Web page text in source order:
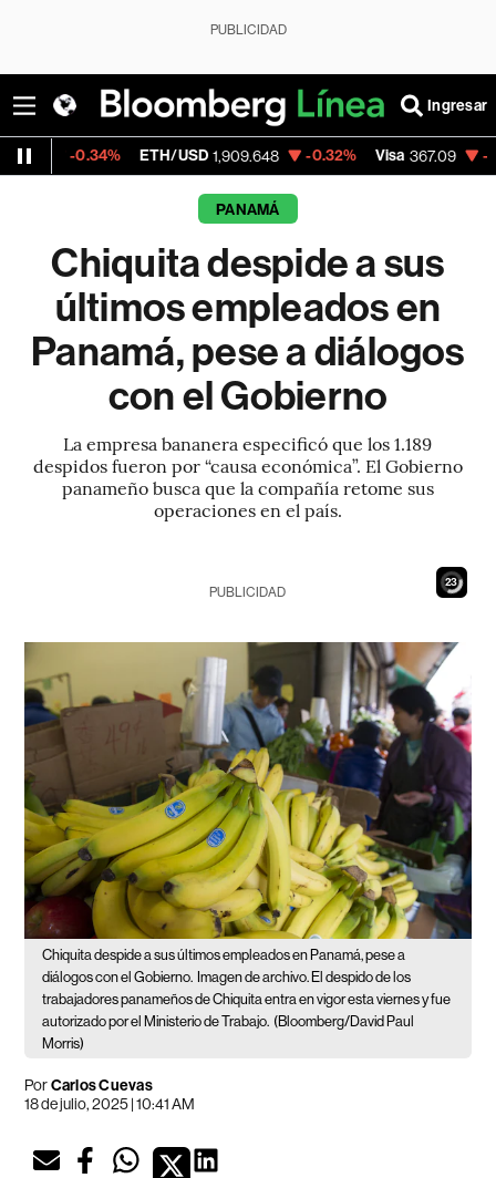
PUBLICIDAD
Ingresar
ETH/USD 1,909.648 -0.32% Visa 367.09 -0.39%
PANAMÁ
Chiquita despide a sus
últimos empleados en
Panamá, pese a diálogos
con el Gobierno
La empresa bananera especificó que los 1.189
despidos fueron por “causa económica”. El Gobierno
panameño busca que la compañía retome sus
operaciones en el país.
21
PUBLICIDAD
Chiquita despide a sus últimos empleados en Panamá, pese a
diálogos con el Gobierno. Imagen de archivo. El despido de los
trabajadores panameños de Chiquita entra en vigor esta viernes y fue
autorizado por el Ministerio de Trabajo. (Bloomberg/David Paul
Morris)
PorCarlos Cuevas
18 de julio, 2025 | 10:41 AM